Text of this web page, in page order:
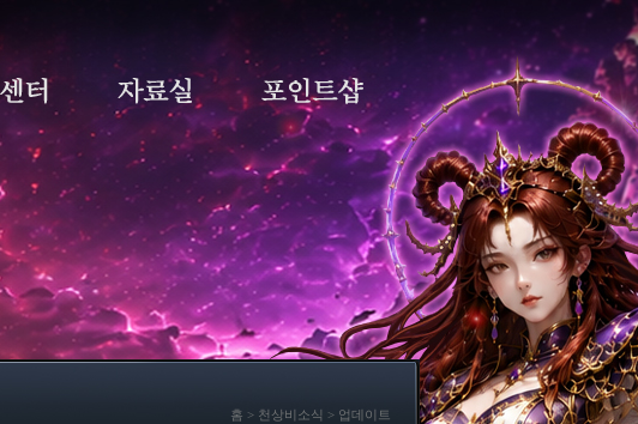
홈 > 천상비소식 > 업데이트